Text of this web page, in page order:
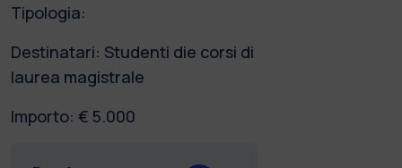
Tipologia:
Destinatari: Studenti die corsi di
laurea magistrale
Importo: € 5.000